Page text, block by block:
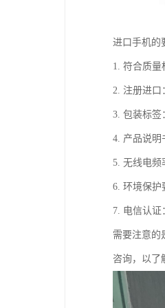
进口手机的
1. 符合质量
2. 注册进
3. 包装标签
4. 产品说明
5. 无线电频
6. 环境保护
7. 电信认
需要注意的
咨询，以了